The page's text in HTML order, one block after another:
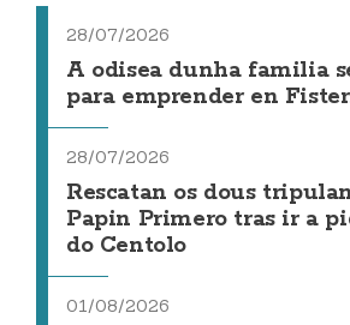
28/07/2026
A odisea dunha familia
para emprender en
28/07/2026
Rescatan os dous
Papin Primero tras ir a
do Centolo
01/08/2026